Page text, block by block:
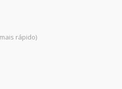
rápido)